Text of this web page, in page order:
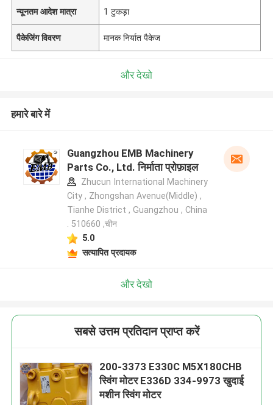
न्यूनतम आदेश मात्रा 1 टुकड़ा
पैकेजिंग विवरण मानक निर्यात पैकेज
और देखो
हमारे बारे में
Guangzhou EMB Machinery
Parts Co., Ltd. निर्माता प्रोफ़ाइल
Zhucun International Machinery
City , Zhongshan Avenue(Middle) ,
Tianhe District , Guangzhou , China
. 510660 ,चीन
5.0
सत्यापित प्रदायक
और देखो
सबसे उत्तम प्रतिदान प्राप्त करें
200-3373 E330C M5X180CHB
स्विंग मोटर E336D 334-9973 खुदाई
मशीन स्विंग मोटर